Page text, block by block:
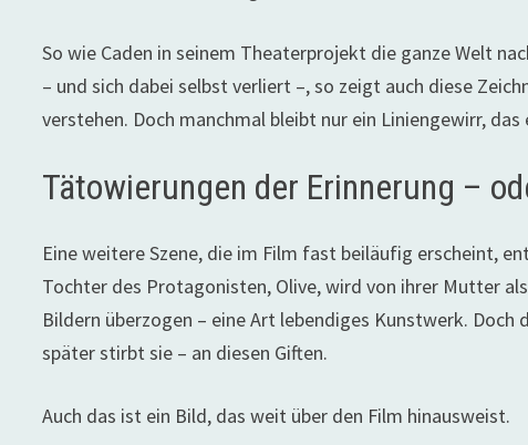
So wie Caden in seinem Theaterprojekt die ganze Welt
– und sich dabei selbst verliert –, so zeigt auch diese
verstehen. Doch manchmal bleibt nur ein Liniengewirr,
Tätowierungen der Erinnerung –
Eine weitere Szene, die im Film fast beiläufig erscheint,
Tochter des Protagonisten, Olive, wird von ihrer Mutter
Bildern überzogen – eine Art lebendiges Kunstwerk.
später stirbt sie – an diesen Giften.
Auch das ist ein Bild, das weit über den Film hinausweist.